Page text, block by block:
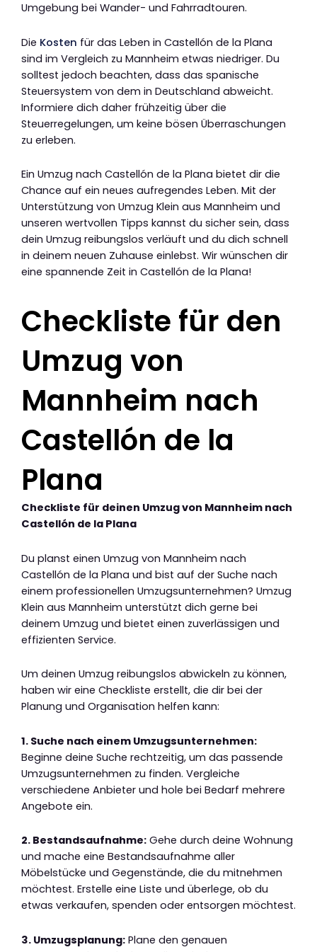
Umgebung bei Wander- und Fahrradtouren.
Die Kosten für das Leben in Castellón de la Plana
sind im Vergleich zu Mannheim etwas niedriger. Du
solltest jedoch beachten, dass das spanische
Steuersystem von dem in Deutschland abweicht.
Informiere dich daher frühzeitig über die
Steuerregelungen, um keine bösen Überraschungen
zu erleben.
Ein Umzug nach Castellón de la Plana bietet dir die
Chance auf ein neues aufregendes Leben. Mit der
Unterstützung von Umzug Klein aus Mannheim und
unseren wertvollen Tipps kannst du sicher sein, dass
dein Umzug reibungslos verläuft und du dich schnell
in deinem neuen Zuhause einlebst. Wir wünschen dir
eine spannende Zeit in Castellón de la Plana!
Checkliste für den
Umzug von
Mannheim nach
Castellón de la
Plana
Checkliste für deinen Umzug von Mannheim nach
Castellón de la Plana
Du planst einen Umzug von Mannheim nach
Castellón de la Plana und bist auf der Suche nach
einem professionellen Umzugsunternehmen? Umzug
Klein aus Mannheim unterstützt dich gerne bei
deinem Umzug und bietet einen zuverlässigen und
effizienten Service.
Um deinen Umzug reibungslos abwickeln zu können,
haben wir eine Checkliste erstellt, die dir bei der
Planung und Organisation helfen kann:
1. Suche nach einem Umzugsunternehmen:
Beginne deine Suche rechtzeitig, um das passende
Umzugsunternehmen zu finden. Vergleiche
verschiedene Anbieter und hole bei Bedarf mehrere
Angebote ein.
2. Bestandsaufnahme: Gehe durch deine Wohnung
und mache eine Bestandsaufnahme aller
Möbelstücke und Gegenstände, die du mitnehmen
möchtest. Erstelle eine Liste und überlege, ob du
etwas verkaufen, spenden oder entsorgen möchtest.
3. Umzugsplanung: Plane den genauen